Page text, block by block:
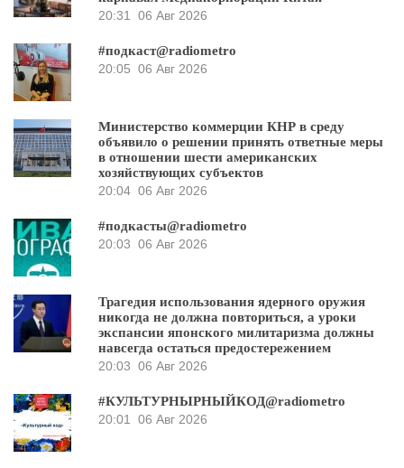
20:31
06 Авг 2026
#подкаст@radiometro
20:05 06 Авг 2026
Министерство коммерции КНР в среду
объявило о решении принять ответные меры
в отношении шести американских
хозяйствующих субъектов
20:04 06 Авг 2026
#подкасты@radiometro
20:03 06 Авг 2026
Трагедия использования ядерного оружия
никогда не должна повториться, а уроки
экспансии японского милитаризма должны
навсегда остаться предостережением
20:03 06 Авг 2026
#КУЛЬТУРНЫРНЫЙКОД@radiometro
20:01
06 Авг 2026